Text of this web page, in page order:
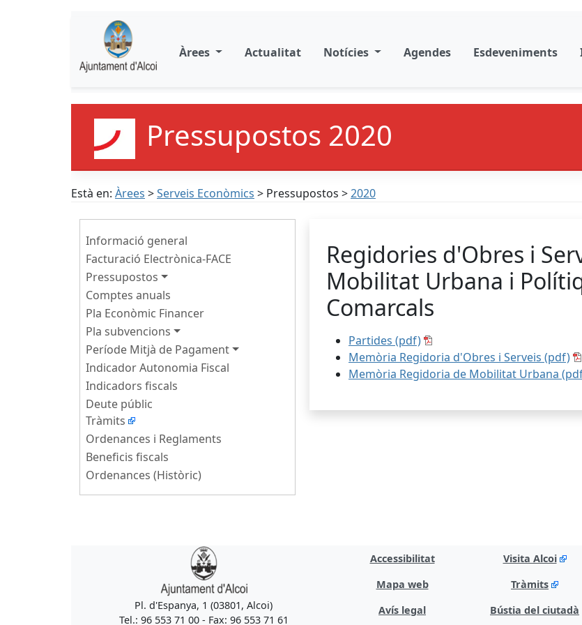
Àrees Actualitat Notícies Agendes Esdeveniments
Pressupostos 2020
Està en: Àrees >Serveis Econòmics > Pressupostos >2020
Informació general
Facturació Electrònica-FACE
Pressupostos
Comptes anuals
Pla Econòmic Financer
Pla subvencions
Període Mitjà de Pagament
Indicador Autonomia Fiscal
Indicadors fiscals
Deute públic
Tràmits
Ordenances i Reglaments
Beneficis fiscals
Ordenances (Històric)
Regidories d'Obres i
Mobilitat Urbana i
Comarcals
Partides (pdf)
Memòria Regidoria d'Obres i Serveis (pdf)
Memòria Regidoria de Mobilitat Urbana
Pl. d'Espanya, 1 (03801, Alcoi)
Tel.: 96 553 71 00 - Fax: 96 553 71 61
Accessibilitat
Mapa web
Avís legal
Visita Alcoi
Tràmits
Bústia del ciutadà